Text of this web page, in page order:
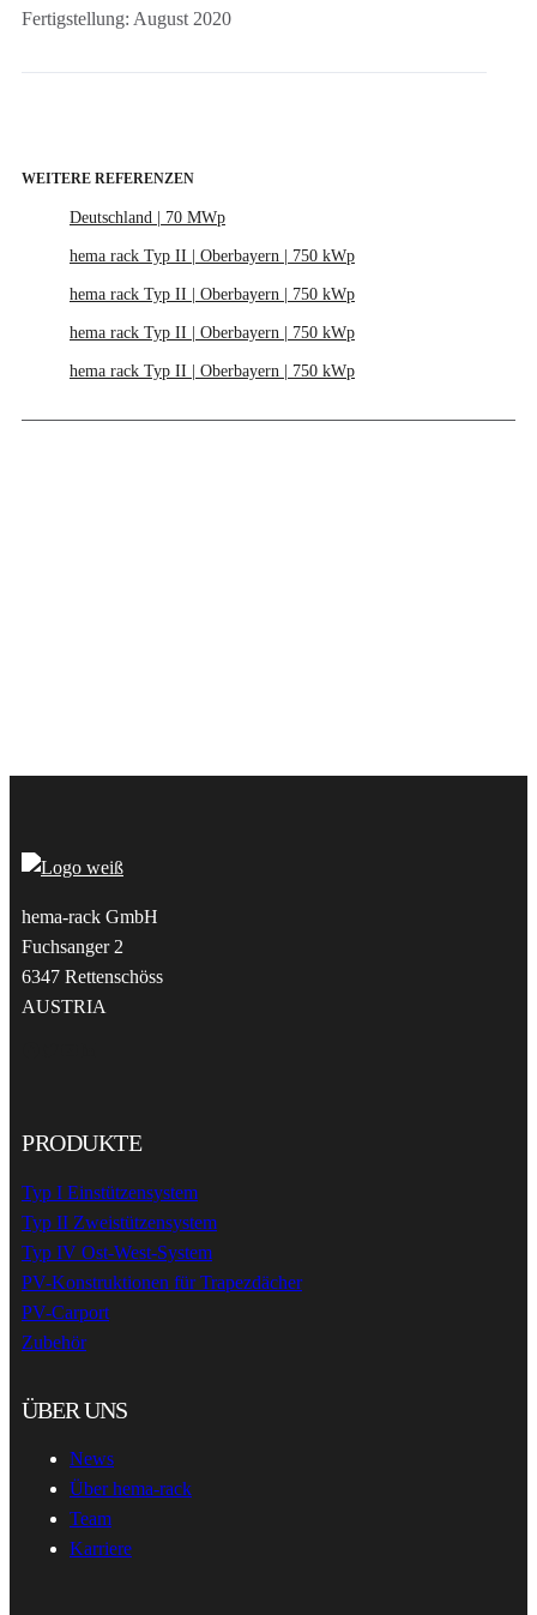
Fertigstellung: August 2020
WEITERE REFERENZEN
Deutschland | 70 MWp
hema rack Typ II | Oberbayern | 750 kWp
hema rack Typ II | Oberbayern | 750 kWp
hema rack Typ II | Oberbayern | 750 kWp
hema rack Typ II | Oberbayern | 750 kWp
hema-rack GmbH
Fuchsanger 2
6347 Rettenschöss
AUSTRIA
PRODUKTE
Typ I Einstützensystem
Typ II Zweistützensystem
Typ IV Ost-West-System
PV-Konstruktionen für Trapezdächer
PV-Carport
Zubehör
ÜBER UNS
News
Über hema-rack
Team
Karriere